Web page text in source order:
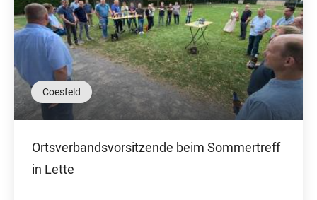
Coesfeld
Ortsverbandsvorsitzende beim Sommertreff
in Lette